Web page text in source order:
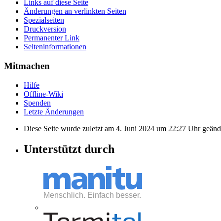
Links auf diese Seite
Änderungen an verlinkten Seiten
Spezialseiten
Druckversion
Permanenter Link
Seiten­informationen
Mitmachen
Hilfe
Offline-Wiki
Spenden
Letzte Änderungen
Diese Seite wurde zuletzt am 4. Juni 2024 um 22:27 Uhr
Unterstützt durch